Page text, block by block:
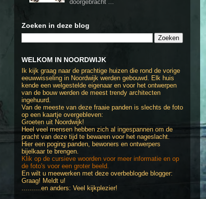
doorgebracht ...
Zoeken in deze blog
WELKOM IN NOORDWIJK
Ik kijk graag naar de prachtige huizen die rond de vorige
eeuwwisseling in Noordwijk werden gebouwd. Elk huis
kende een welgestelde eigenaar en voor het ontwerpen
van de bouw werden de meest trendy architecten
ingehuurd.
Van de meeste van deze fraaie panden is slechts de foto
op een kaartje overgebleven:
Groeten uit Noordwijk!
Heel veel mensen hebben zich al ingespannen om de
pracht van deze tijd te bewaren voor het nageslacht.
Hier een poging panden, bewoners en ontwerpers
bijelkaar te brengen.
Klik op de cursieve woorden voor meer informatie en op
de foto's voor een groter beeld.
En wilt u meewerken met deze overbeblogde blogger:
Graag! Meldt u!
..........en anders: Veel kijkplezier!